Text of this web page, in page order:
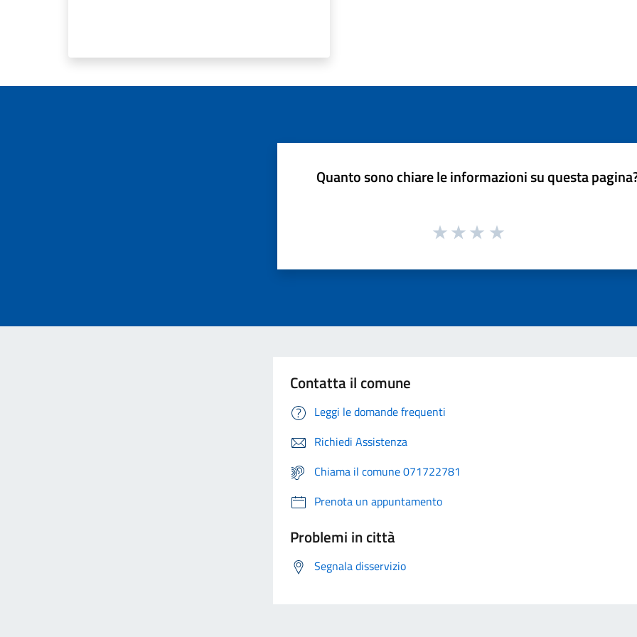
Quanto sono chiare le informazioni su questa
Contatta il comune
Leggi le domande frequenti
Richiedi Assistenza
Chiama il comune 071722781
Prenota un appuntamento
Problemi in città
Segnala disservizio